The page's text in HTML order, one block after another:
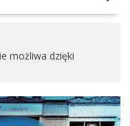
możliwa dzięki